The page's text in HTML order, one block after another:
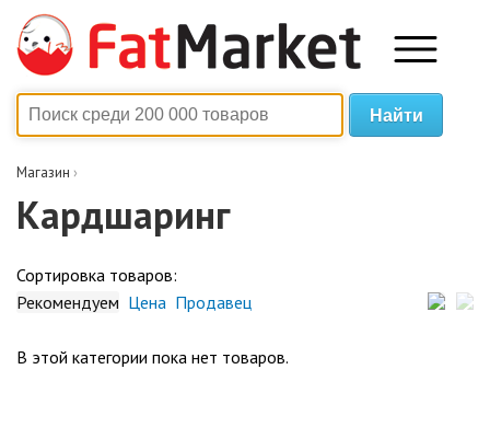
Магазин ›
Кардшаринг
Сортировка товаров:
Рекомендуем Цена Продавец
В этой категории пока нет товаров.